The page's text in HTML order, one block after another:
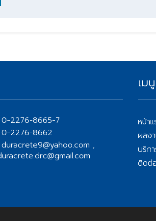
0-2276-8665-7
0-2276-8662
duracrete9@yahoo.com ,
เม
หน้า
ผลง
บริก
ติดต่